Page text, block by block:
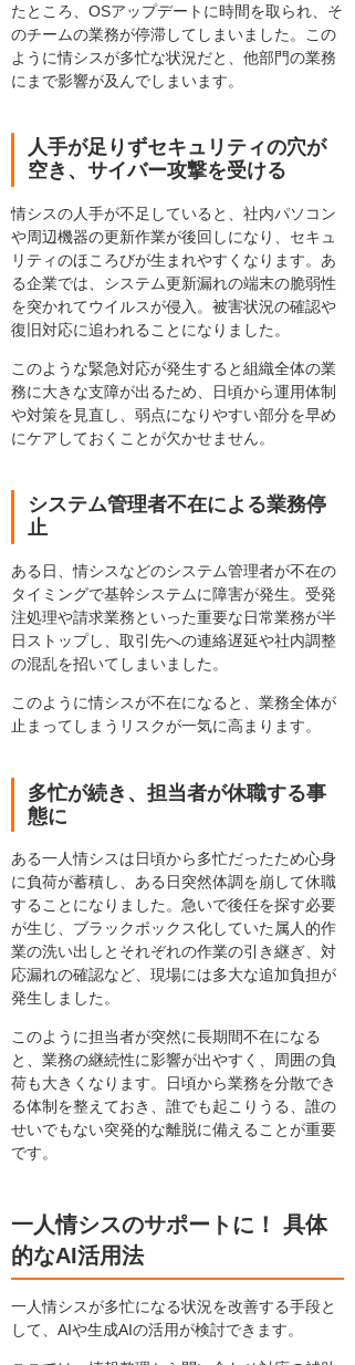
たところ、OSアップデートに時間を取られ、そ
のチームの業務が停滞してしまいました。この
ように情シスが多忙な状況だと、他部門の業務
にまで影響が及んでしまいます。
人手が足りずセキュリティの穴が
空き、サイバー攻撃を受ける
情シスの人手が不足していると、社内パソコン
や周辺機器の更新作業が後回しになり、セキュ
リティのほころびが生まれやすくなります。あ
る企業では、システム更新漏れの端末の脆弱性
を突かれてウイルスが侵入。被害状況の確認や
復旧対応に追われることになりました。
このような緊急対応が発生すると組織全体の業
務に大きな支障が出るため、日頃から運用体制
や対策を見直し、弱点になりやすい部分を早め
にケアしておくことが欠かせません。
システム管理者不在による業務停
止
ある日、情シスなどのシステム管理者が不在の
タイミングで基幹システムに障害が発生。受発
注処理や請求業務といった重要な日常業務が半
日ストップし、取引先への連絡遅延や社内調整
の混乱を招いてしまいました。
このように情シスが不在になると、業務全体が
止まってしまうリスクが一気に高まります。
多忙が続き、担当者が休職する事
態に
ある一人情シスは日頃から多忙だったため心身
に負荷が蓄積し、ある日突然体調を崩して休職
することになりました。急いで後任を探す必要
が生じ、ブラックボックス化していた属人的作
業の洗い出しとそれぞれの作業の引き継ぎ、対
応漏れの確認など、現場には多大な追加負担が
発生しました。
このように担当者が突然に長期間不在になる
と、業務の継続性に影響が出やすく、周囲の負
荷も大きくなります。日頃から業務を分散でき
る体制を整えておき、誰でも起こりうる、誰の
せいでもない突発的な離脱に備えることが重要
です。
一人情シスのサポートに！ 具体
的なAI活用法
一人情シスが多忙になる状況を改善する手段と
して、AIや生成AIの活用が検討できます。